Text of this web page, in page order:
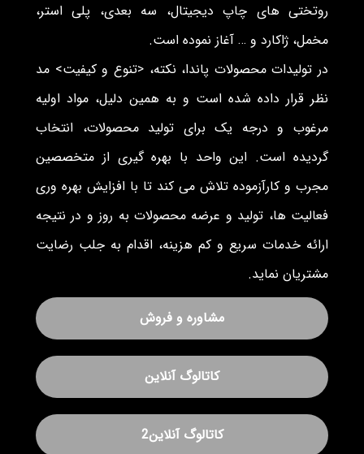
روتختی های چاپ دیجیتال، سه بعدی، پلی استر،
مخمل، ژاکارد و … آغاز نموده است.
در تولیدات محصولات پاندا، نکته، <تنوع و کیفیت> مد
نظر قرار داده شده است و به همین دلیل، مواد اولیه
مرغوب و درجه یک برای تولید محصولات، انتخاب
گردیده است. این واحد با بهره گیری از متخصصین
مجرب و کارآزموده تلاش می کند تا با افزایش بهره وری
فعالیت ها، تولید و عرضه محصولات به روز و در نتیجه
ارائه خدمات سریع و کم هزینه، اقدام به جلب رضایت
مشتریان نماید.
مشاوره و فروش
کاتالوگ آنلاین
کاتالوگ آنلاین2